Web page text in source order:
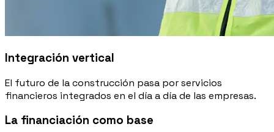
Integración vertical
El futuro de la construcción pasa por servicios
financieros integrados en el día a día de las empresas.
La financiación como base